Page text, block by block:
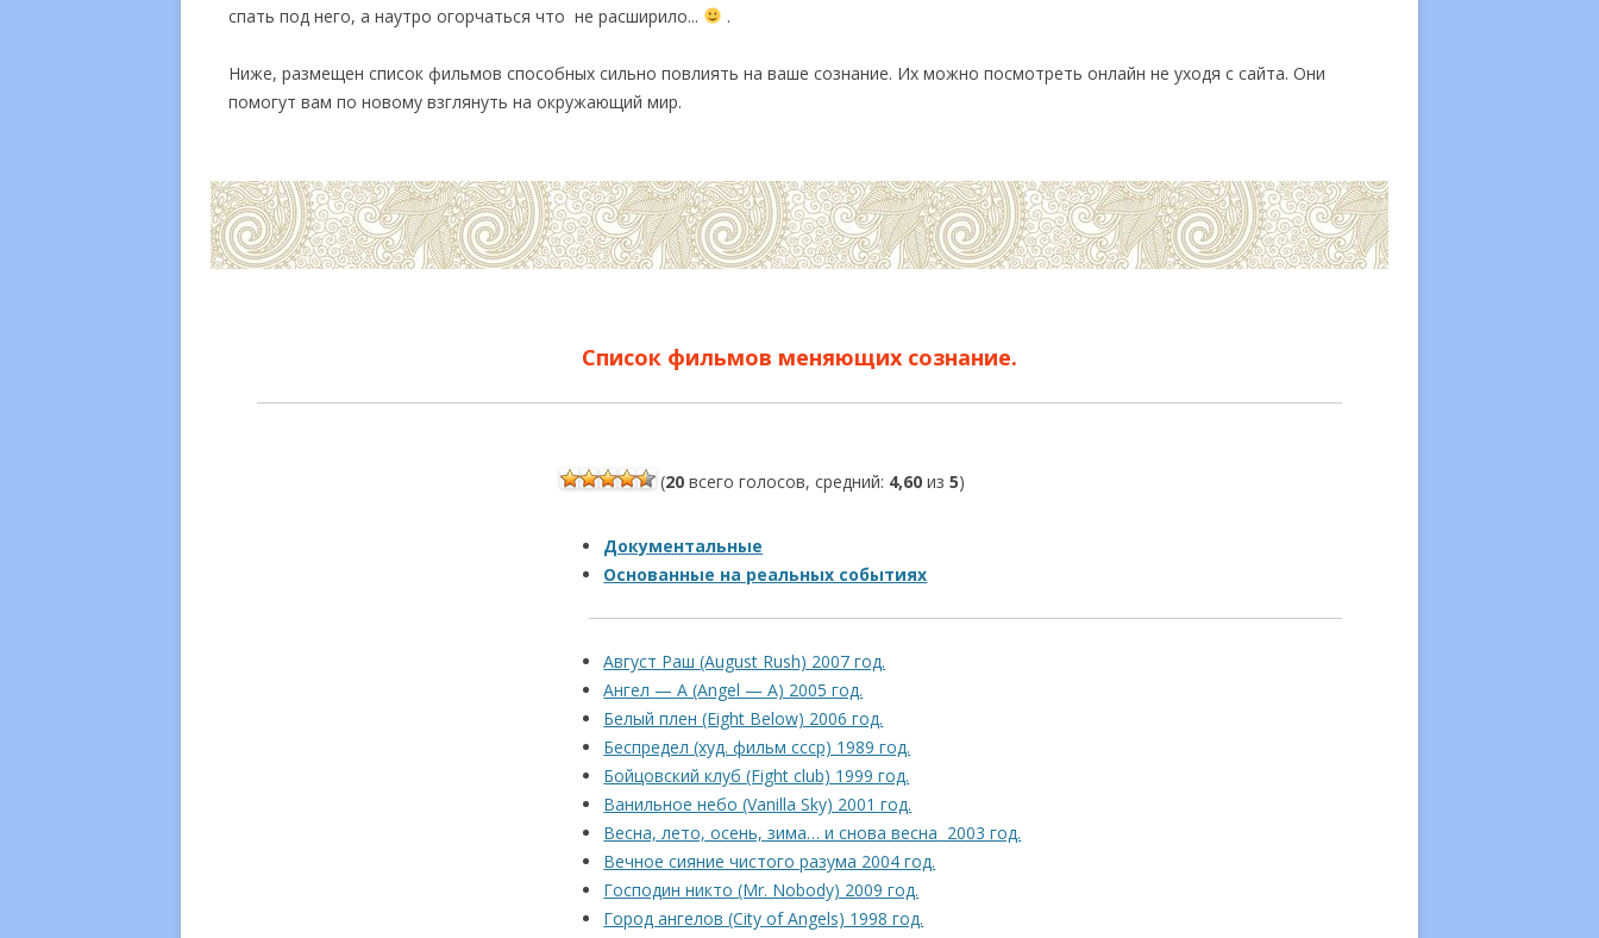
спать под него, а наутро огорчаться что не расширило...
.
Ниже, размещен список фильмов способных сильно повлиять на ваше сознание. Их можно посмотреть онлайн не уходя с сайта. Они
помогут вам по новому взглянуть на окружающий мир.
Список фильмов меняющих сознание.
(20 всего голосов, средний: 4,60 из5)
Документальные
Основанные на реальных событиях
Август Раш (August Rush) 2007 год.
Ангел — А (Angel — A) 2005 год.
Белый плен (Eight Below) 2006 год.
Беспредел (худ. фильм ссср) 1989 год.
Бойцовский клуб (Fight club) 1999 год.
Ванильное небо (Vanilla Sky) 2001 год.
Весна, лето, осень, зима… и снова весна 2003 год.
Вечное сияние чистого разума 2004 год.
Господин никто (Mr. Nobody) 2009 год.
Город ангелов (City of Angels) 1998 год.